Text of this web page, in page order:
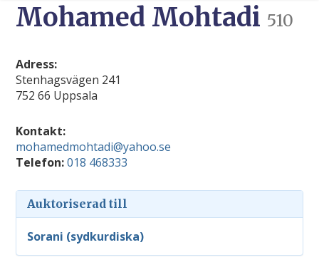
Mohamed Mohtadi 510
Adress:
Stenhagsvägen 241
752 66 Uppsala
Kontakt:
mohamedmohtadi@yahoo.se
Telefon:018 468333
Auktoriserad till
Sorani (sydkurdiska)